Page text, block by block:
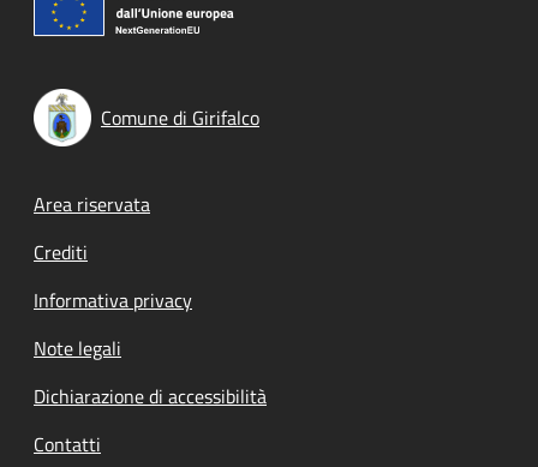
Comune di Girifalco
Footer menu
Area riservata
Crediti
Informativa privacy
Note legali
Dichiarazione di accessibilità
Contatti